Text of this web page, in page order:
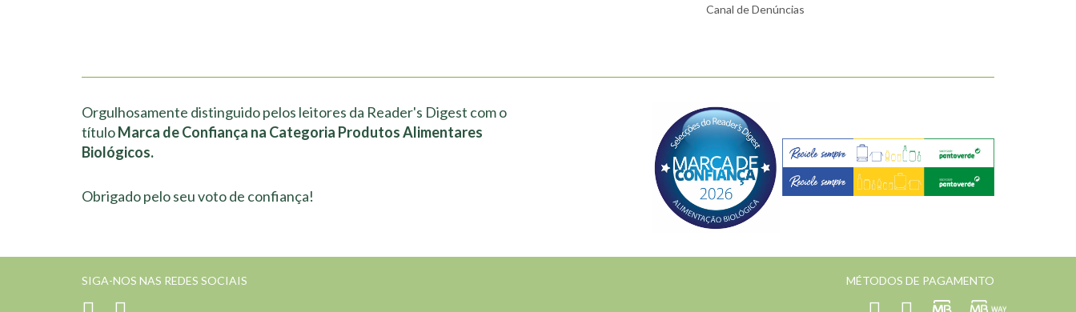
Canal de Denúncias
Orgulhosamente distinguido pelos leitores da Reader's Digest com o
títuloMarca de Confiança na Categoria Produtos Alimentares
Biológicos.
Obrigado pelo seu voto de confiança!
SIGA-NOS NAS REDES SOCIAIS MÉTODOS DE PAGAMENTO